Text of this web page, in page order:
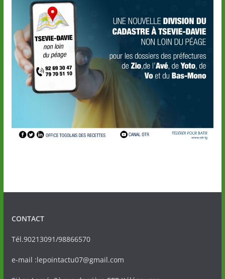
CONTACT
Tél.90213091/98866570
e-mail :lepointactu07@gmail.com